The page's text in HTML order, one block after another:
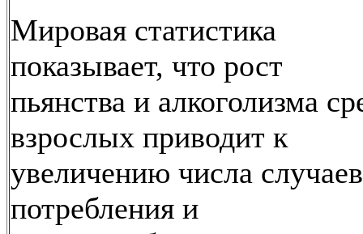
Мировая статистика
показывает, что рост
пьянства и алкоголизма
взрослых приводит к
увеличению числа случаев
потребления и